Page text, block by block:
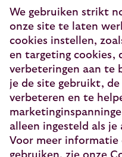
3521 GH Utrecht
info@europeansleeper.eu
KVK 86040472
© 2026 — European
Juridische informatie
We gebruiken strikt
onze site te laten
cookies instellen,
en targeting cookies,
verbeteringen aan te
je de site gebruikt,
verbeteren en te
alleen ingesteld als
Voor meer informatie